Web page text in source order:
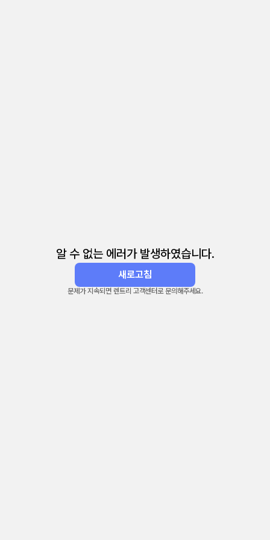
알 수 없는 에러가 발생하였습니다.
새로고침
문제가 지속되면 렌트리 고객센터로 문의해주세요.